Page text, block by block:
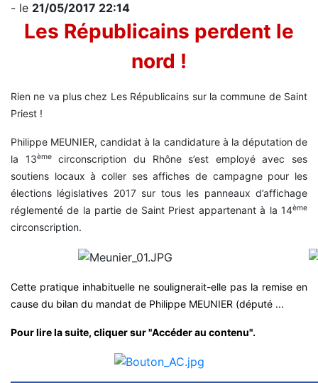
- le 21/05/2017 22:14
Les Républicains perdent le
nord !
Rien ne va plus chez Les Républicains sur la commune de Saint
Priest !
Philippe MEUNIER, candidat à la candidature à la députation de
la 13èmecirconscription du Rhône s’est employé avec ses
soutiens locaux à coller ses affiches de campagne pour les
élections législatives 2017 sur tous les panneaux d’affichage
réglementé de la partie de Saint Priest appartenant à la 14ème
circonscription.
Cette pratique inhabituelle ne soulignerait-elle pas la remise en
cause du bilan du mandat de Philippe MEUNIER (député ...
Pour lire la suite, cliquer sur "Accéder au contenu".